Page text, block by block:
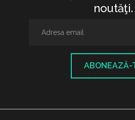
noutăţi.
ABONEAZĂ-